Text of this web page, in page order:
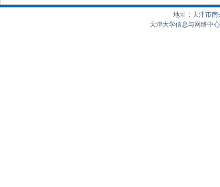
地址：天津市南
天津大学信息与网络中